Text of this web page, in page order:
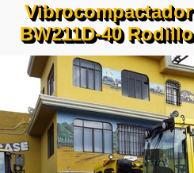
BW211D-40